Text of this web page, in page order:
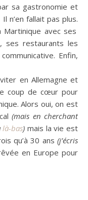
sa gastronomie et
Il n’en fallait pas plus.
Martinique avec ses
ses restaurants les
Enfin,
en Allemagne et
coup de cœur pour
Alors oui, on est
(mais en cherchant
là-bas) mais la vie est
qu’à 30 ans(j’écris
en Europe pour